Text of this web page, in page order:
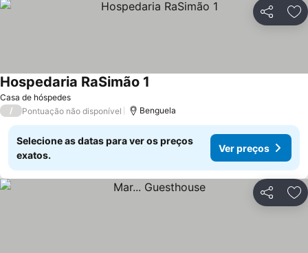
Partilhar
Casa de hóspedes
Hospedaria RaSimão 1
/ Pontuação não disponível Benguela
Selecione as datas para ver os preços
exatos.
Ver preços
Partilhar